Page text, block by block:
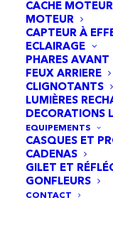
CACHE MOTEUR
MOTEUR
CAPTEUR À
ECLAIRAGE
PHARES AVANT
FEUX ARRIERE
CLIGNOTANTS
LUMIÈRES
DECORATIONS
EQUIPEMENTS
CASQUES ET
CADENAS
GILET ET
GONFLEURS
CONTACT
Pour plus
Galerie